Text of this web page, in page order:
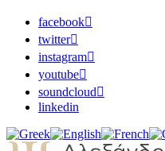
facebook
twitter
instagram
youtube
soundcloud
linkedin